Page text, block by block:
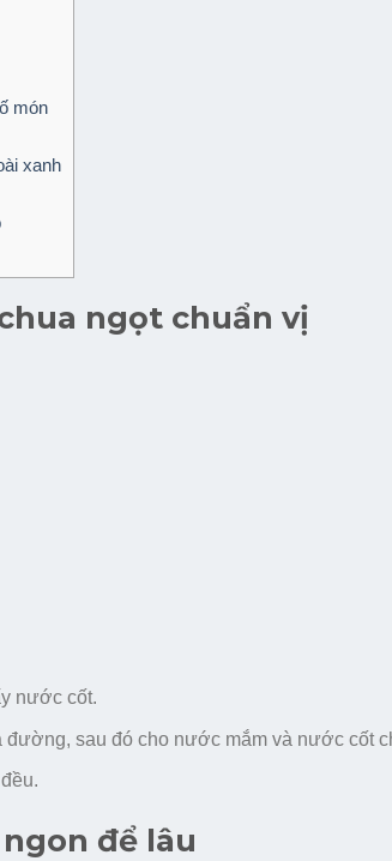
món
xanh
ngọt chuẩn vị
nước cốt.
sau đó cho nước mắm và nước cốt
để lâu